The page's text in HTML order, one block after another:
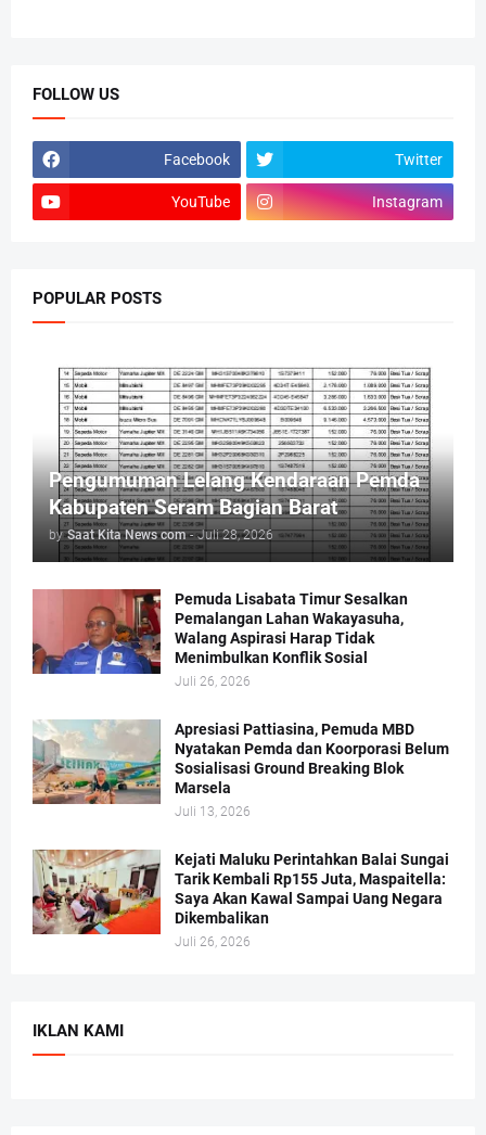
FOLLOW US
Facebook Twitter
YouTube Instagram
POPULAR POSTS
Pengumuman Lelang Kendaraan Pemda
Kabupaten Seram Bagian Barat
by Saat Kita News com - Juli 28, 2026
Pemuda Lisabata Timur Sesalkan
Pemalangan Lahan Wakayasuha,
Walang Aspirasi Harap Tidak
Menimbulkan Konflik Sosial
Juli 26, 2026
Apresiasi Pattiasina, Pemuda MBD
Nyatakan Pemda dan Koorporasi Belum
Sosialisasi Ground Breaking Blok
Marsela
Juli 13, 2026
Kejati Maluku Perintahkan Balai Sungai
Tarik Kembali Rp155 Juta, Maspaitella:
Saya Akan Kawal Sampai Uang Negara
Dikembalikan
Juli 26, 2026
IKLAN KAMI